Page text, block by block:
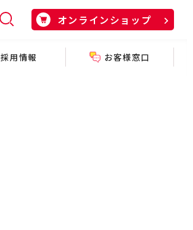
オンラインショップ
採用情報 お客様窓口